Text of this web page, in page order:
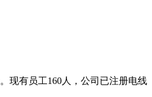
现有员工160人，公司已注册电线